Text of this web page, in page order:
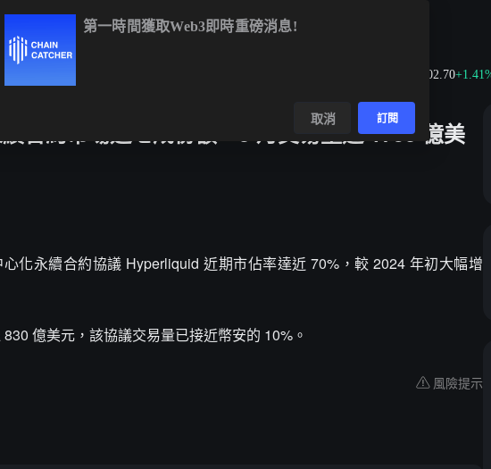
$602.70+1.41%
合約市場近七成份額，3 月交易量達 1750 億美
化永續合約協議 Hyperliquid 近期市佔率達近 70%，較 2024 年初大幅增
億美元，該協議交易量已接近幣安的 10%。
風險提示
第一時間獲取Web3即時重磅消息!
取消 訂閱